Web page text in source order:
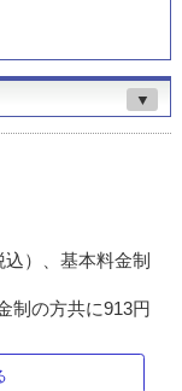
▼
）、基本料金制
制の方共に913円